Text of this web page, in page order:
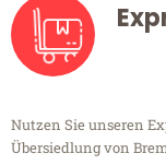
Nutzen Sie unseren
Übersiedlung von